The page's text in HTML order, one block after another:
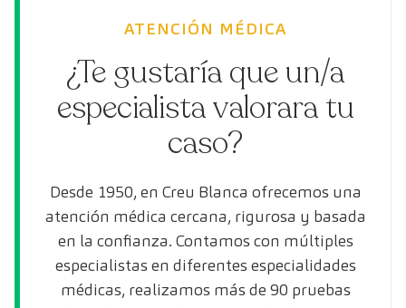
ATENCIÓN MÉDICA
¿Te gustaría que un/a
especialista valorara tu
caso?
Desde 1950, en Creu Blanca ofrecemos una
atención médica cercana, rigurosa y basada
en la confianza. Contamos con múltiples
especialistas en diferentes especialidades
médicas, realizamos más de 90 pruebas